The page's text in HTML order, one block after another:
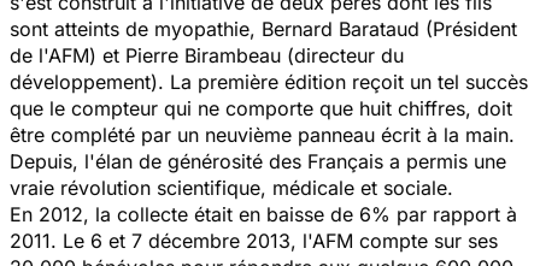
sont atteints de myopathie, Bernard Barataud (Président
de l'AFM) et Pierre Birambeau (directeur du
développement). La première édition reçoit un tel succès
que le compteur qui ne comporte que huit chiffres, doit
être complété par un neuvième panneau écrit à la main.
Depuis, l'élan de générosité des Français a permis une
vraie révolution scientifique, médicale et sociale.
En 2012, la collecte était en baisse de 6% par rapport à
2011. Le 6 et 7 décembre 2013, l'AFM compte sur ses